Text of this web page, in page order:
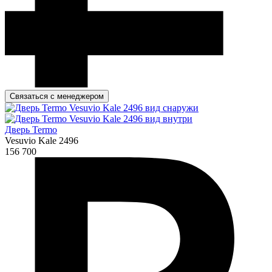
Связаться с менеджером
Дверь Termo
Vesuvio Kale 2496
156 700